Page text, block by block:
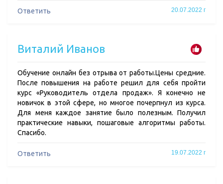
Ответить 20.07.2022 г
Виталий Иванов
Обучение онлайн без отрыва от работы.Цены средние.
После повышения на работе решил для себя пройти
курс «Руководитель отдела продаж». Я конечно не
новичок в этой сфере, но многое почерпнул из курса.
Для меня каждое занятие было полезным. Получил
практические навыки, пошаговые алгоритмы работы.
Спасибо.
Ответить 19.07.2022 г